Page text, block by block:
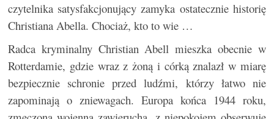
czytelnika satysfakcjonujący zamyka ostatecznie historię
Christiana Abella. Chociaż, kto to wie …
Radca kryminalny Christian Abell mieszka obecnie w
Rotterdamie, gdzie wraz z żoną i córką znalazł w miarę
bezpiecznie schronie przed ludźmi, którzy łatwo nie
zapominają o zniewagach. Europa końca 1944 roku,